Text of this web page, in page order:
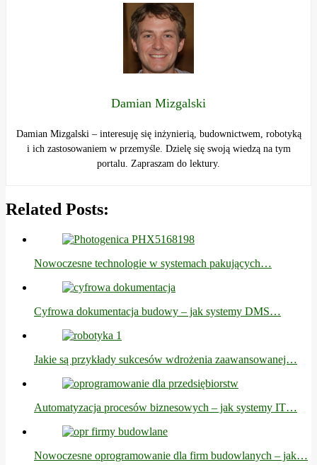
Damian Mizgalski
Damian Mizgalski – interesuję się inżynierią, budownictwem, robotyką
i ich zastosowaniem w przemyśle. Dzielę się swoją wiedzą na tym
portalu. Zapraszam do lektury.
Related Posts:
Nowoczesne technologie w systemach pakujących…
Cyfrowa dokumentacja budowy – jak systemy DMS…
Jakie są przykłady sukcesów wdrożenia zaawansowanej…
Automatyzacja procesów biznesowych – jak systemy IT…
Nowoczesne oprogramowanie dla firm budowlanych – jak…